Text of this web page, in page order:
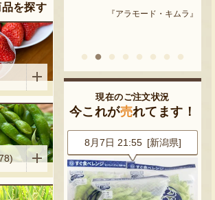
を探す
ド・キムラ』
現在のご注文状況
今これが売れてます！
[新潟県] 8月7日 21:12 [福島県]